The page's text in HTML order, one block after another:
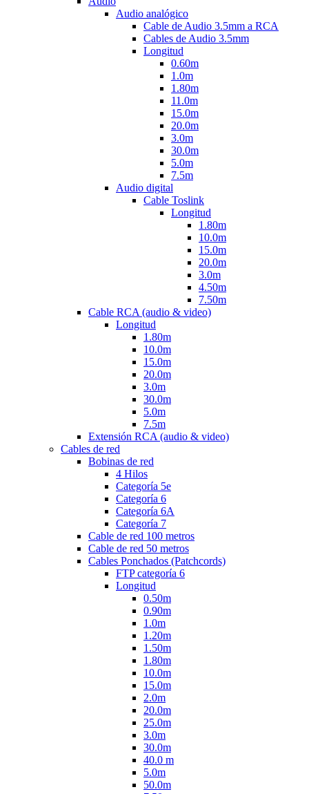
Audio analógico
Cable de Audio 3.5mm a RCA
Cables de Audio 3.5mm
Longitud
0.60m
1.0m
1.80m
11.0m
15.0m
20.0m
3.0m
30.0m
5.0m
7.5m
Audio digital
Cable Toslink
Longitud
1.80m
10.0m
15.0m
20.0m
3.0m
4.50m
7.50m
Cable RCA (audio & video)
Longitud
1.80m
10.0m
15.0m
20.0m
3.0m
30.0m
5.0m
7.5m
Extensión RCA (audio & video)
Cables de red
Bobinas de red
4 Hilos
Categoría 5e
Categoría 6
Categoría 6A
Categoría 7
Cable de red 100 metros
Cable de red 50 metros
Cables Ponchados (Patchcords)
FTP categoría 6
Longitud
0.50m
0.90m
1.0m
1.20m
1.50m
1.80m
10.0m
15.0m
2.0m
20.0m
25.0m
3.0m
30.0m
40.0 m
5.0m
50.0m